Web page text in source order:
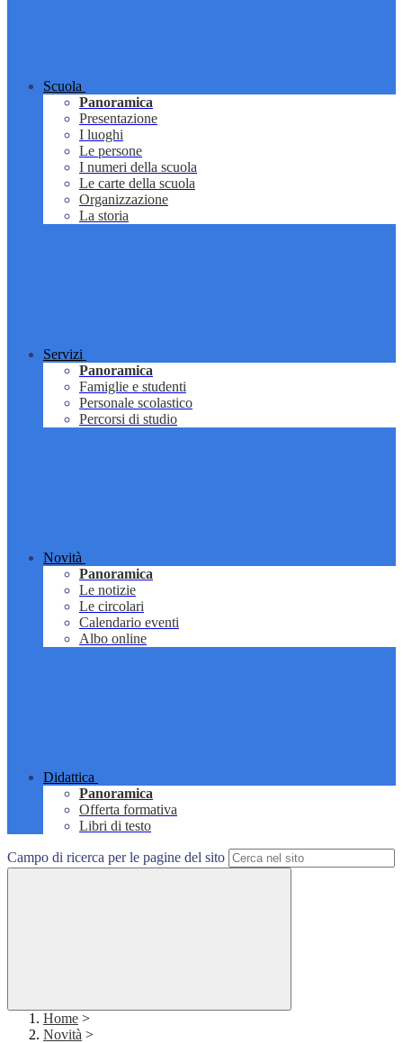
Scuola
Panoramica
Presentazione
I luoghi
Le persone
I numeri della scuola
Le carte della scuola
Organizzazione
La storia
Servizi
Panoramica
Famiglie e studenti
Personale scolastico
Percorsi di studio
Novità
Panoramica
Le notizie
Le circolari
Calendario eventi
Albo online
Didattica
Panoramica
Offerta formativa
Libri di testo
Campo di ricerca per le pagine del sito
Home >
Novità >